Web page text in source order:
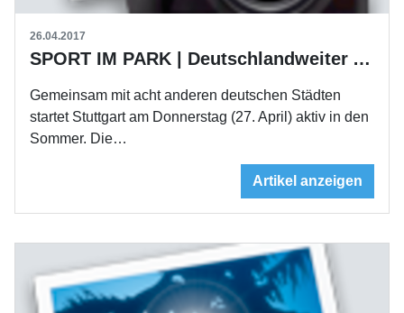
26.04.2017
SPORT IM PARK | Deutschlandweiter Auftakt am 27. April in Stuttgart
Gemeinsam mit acht anderen deutschen Städten
startet Stuttgart am Donnerstag (27. April) aktiv in den
Sommer. Die…
Artikel anzeigen